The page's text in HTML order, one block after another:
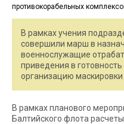
В рамках учения
совершили марш в
военнослужащие
приведения в
организацию
В рамках планового
Балтийского флота